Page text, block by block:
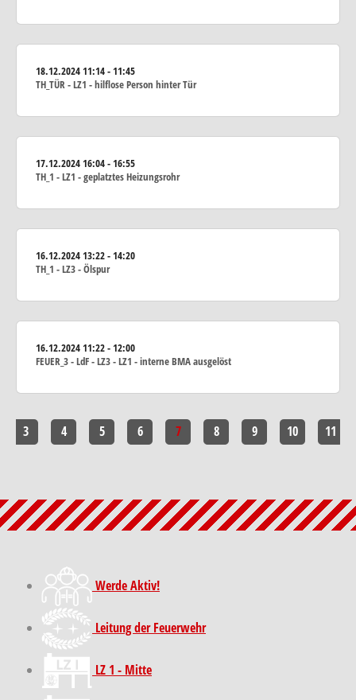
18.12.202411:14 - 11:45
TH_TÜR - LZ1 - hilflose Person hinter Tür
17.12.202416:04 - 16:55
TH_1 - LZ1 - geplatztes Heizungsrohr
16.12.202413:22 - 14:20
TH_1 - LZ3 - Ölspur
16.12.202411:22 - 12:00
FEUER_3 - LdF - LZ3 - LZ1 - interne BMA ausgelöst
3 4 5 6 7 8 9 10 11
Werde Aktiv!
Leitung der Feuerwehr
LZ 1 - Mitte